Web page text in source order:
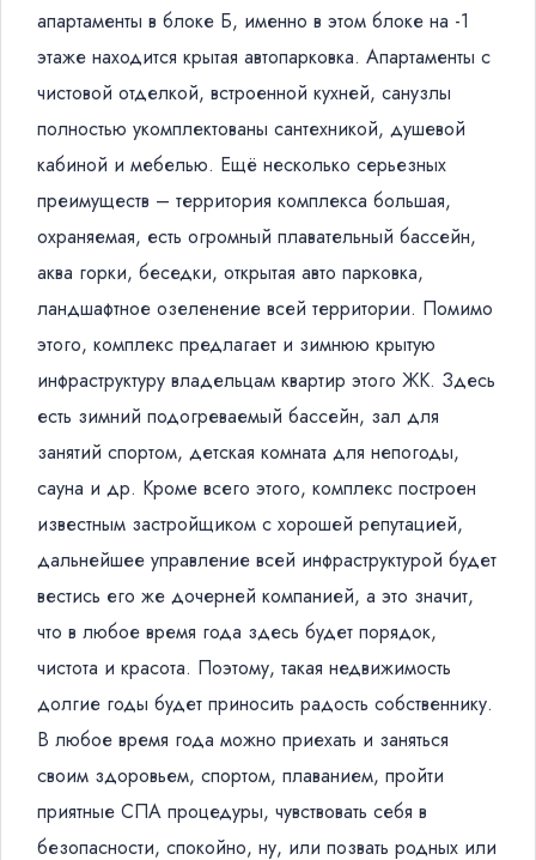
апартаменты в блоке Б, именно в этом блоке на -1
этаже находится крытая автопарковка. Апартаменты с
чистовой отделкой, встроенной кухней, санузлы
полностью укомплектованы сантехникой, душевой
кабиной и мебелью. Ещё несколько серьезных
преимуществ – территория комплекса большая,
охраняемая, есть огромный плавательный бассейн,
аква горки, беседки, открытая авто парковка,
ландшафтное озеленение всей территории. Помимо
этого, комплекс предлагает и зимнюю крытую
инфраструктуру владельцам квартир этого ЖК. Здесь
есть зимний подогреваемый бассейн, зал для
занятий спортом, детская комната для непогоды,
сауна и др. Кроме всего этого, комплекс построен
известным застройщиком с хорошей репутацией,
дальнейшее управление всей инфраструктурой будет
вестись его же дочерней компанией, а это значит,
что в любое время года здесь будет порядок,
чистота и красота. Поэтому, такая недвижимость
долгие годы будет приносить радость собственнику.
В любое время года можно приехать и заняться
своим здоровьем, спортом, плаванием, пройти
приятные СПА процедуры, чувствовать себя в
безопасности, спокойно, ну, или позвать родных или